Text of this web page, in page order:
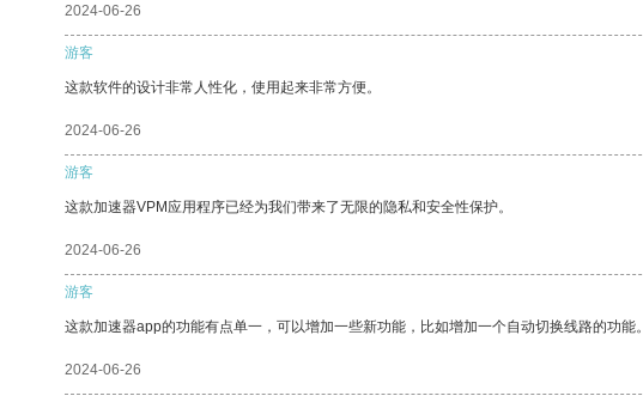
2024-06-26
游客
这款软件的设计非常人性化，使用起来非常方便。
2024-06-26
游客
这款加速器VPM应用程序已经为我们带来了无限的隐私和安全性保护。
2024-06-26
游客
这款加速器app的功能有点单一，可以增加一些新功能，比如增加一个自动切换线路的功能。
2024-06-26